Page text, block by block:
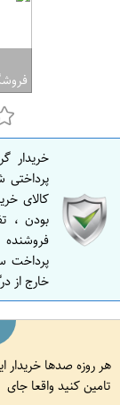
خریدار
کالای
بودن ،
پرداخت
خارج از
هر روزه صدها خریدار
تامین کنید واقعا جای